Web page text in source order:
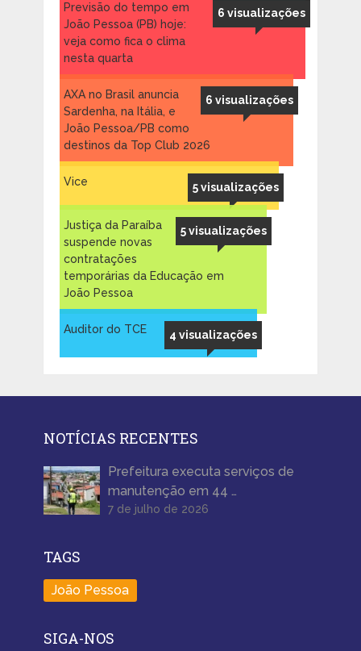
6 visualizações
Previsão do tempo em
João Pessoa (PB) hoje:
veja como fica o clima
nesta quarta
6 visualizações
AXA no Brasil anuncia
Sardenha, na Itália, e
João Pessoa/PB como
destinos da Top Club 2026
5 visualizações
Vice
5 visualizações
Justiça da Paraíba
suspende novas
contratações
temporárias da Educação em
João Pessoa
4 visualizações
Auditor do TCE
NOTÍCIAS RECENTES
Prefeitura executa serviços de
manutenção em 44 …
7 de julho de 2026
TAGS
João Pessoa
SIGA-NOS